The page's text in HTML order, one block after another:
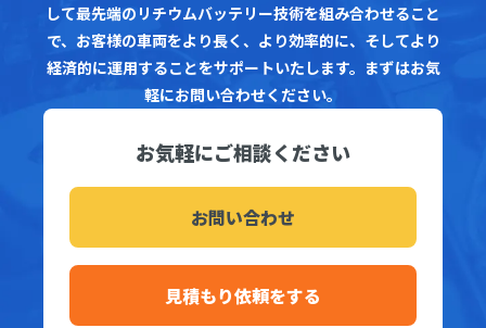
して最先端のリチウムバッテリー技術を組み合わせること
で、お客様の車両をより長く、より効率的に、そしてより
経済的に運用することをサポートいたします。まずはお気
軽にお問い合わせください。
お気軽にご相談ください
お問い合わせ
見積もり依頼をする